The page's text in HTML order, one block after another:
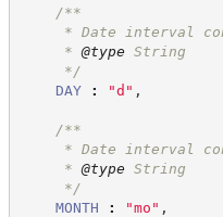
/**
* Date interval
* @type String
*/
DAY
: "d " ,
/**
* Date interval
* @type String
*/
MONTH
: "mo " ,